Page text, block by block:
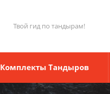
Твой гид по тандырам!
Комплекты Тандыров